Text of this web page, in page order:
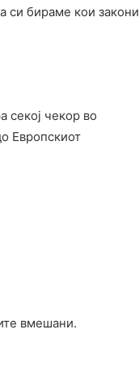
си бираме кои закони
секој чекор во
Европскиот
вмешани.